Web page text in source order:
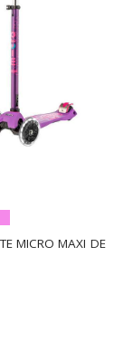
MICRO MAXI DE